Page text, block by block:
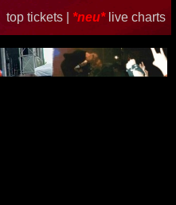
top tickets | *neu* live charts